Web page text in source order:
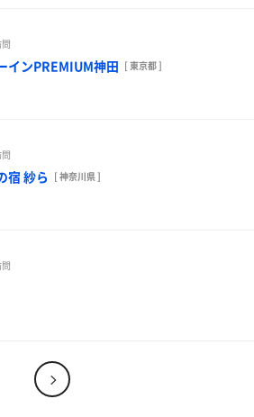
インPREMIUM神田 [ 東京都 ]
宿 紗ら [ 神奈川県 ]